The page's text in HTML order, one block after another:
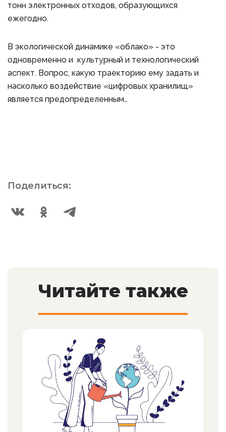
тонн электронных отходов, образующихся
ежегодно.
В экологической динамике «облако» - это
одновременно и культурный и технологический
аспект. Вопрос, какую траекторию ему задать и
насколько воздействие «цифровых хранилищ»
является предопределенным…
Поделиться:
Читайте также